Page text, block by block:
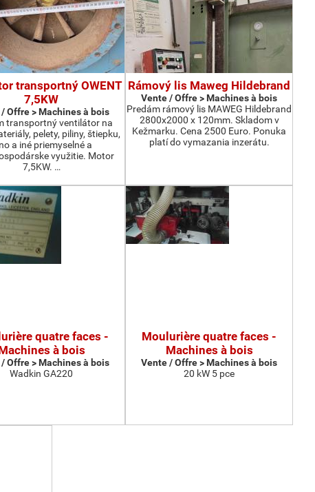
transportný OWENT
7,5KW
Offre > Machines à bois
transportný ventilátor na
pelety, piliny, štiepku,
a iné priemyselné a
využitie. Motor
7,5KW. …
Rámový lis Maweg Hildebrand
Vente / Offre > Machines à bois
Predám rámový lis MAWEG Hildebrand
2800x2000 x 120mm. Skladom v
Kežmarku. Cena 2500 Euro. Ponuka
platí do vymazania inzerátu.
quatre faces -
à bois
Offre > Machines à bois
Wadkin GA220
Moulurière quatre faces -
Machines à bois
Vente / Offre > Machines à bois
20 kW 5 pce